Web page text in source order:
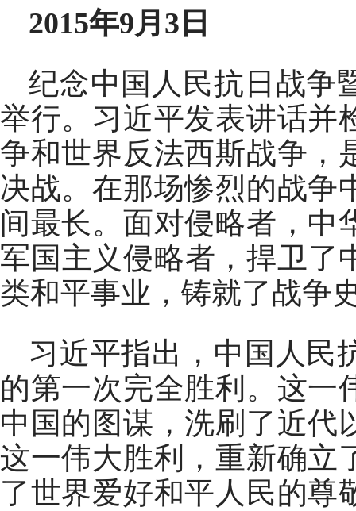
2015年9月3日
纪念中国人民抗日战争
举行。习近平发表讲话并
争和世界反法西斯战争，
决战。在那场惨烈的战争
间最长。面对侵略者，中
军国主义侵略者，捍卫了
类和平事业，铸就了战争
习近平指出，中国人民
的第一次完全胜利。这一
中国的图谋，洗刷了近代
这一伟大胜利，重新确立
了世界爱好和平人民的尊